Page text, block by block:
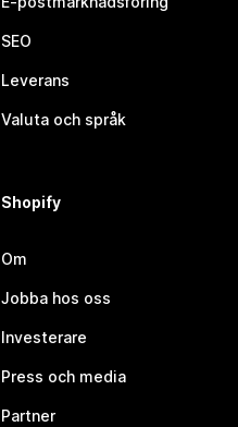
SEO
Leverans
Valuta och språk
Shopify
Om
Jobba hos oss
Investerare
Press och media
Partner